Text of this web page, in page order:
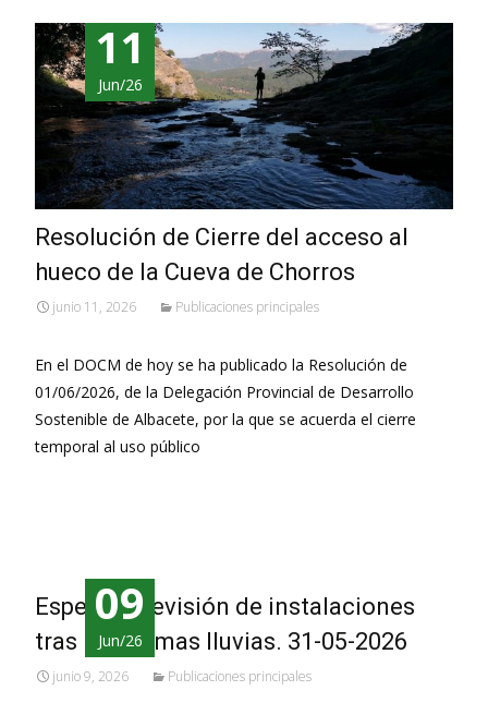
11
Jun/26
Resolución de Cierre del acceso al
hueco de la Cueva de Chorros
junio 11, 2026 Publicaciones principales
En el DOCM de hoy se ha publicado la Resolución de
01/06/2026, de la Delegación Provincial de Desarrollo
Sostenible de Albacete, por la que se acuerda el cierre
temporal al uso público
09
Jun/26
Espeluka, revisión de instalaciones
tras las últimas lluvias. 31-05-2026
junio 9, 2026 Publicaciones principales